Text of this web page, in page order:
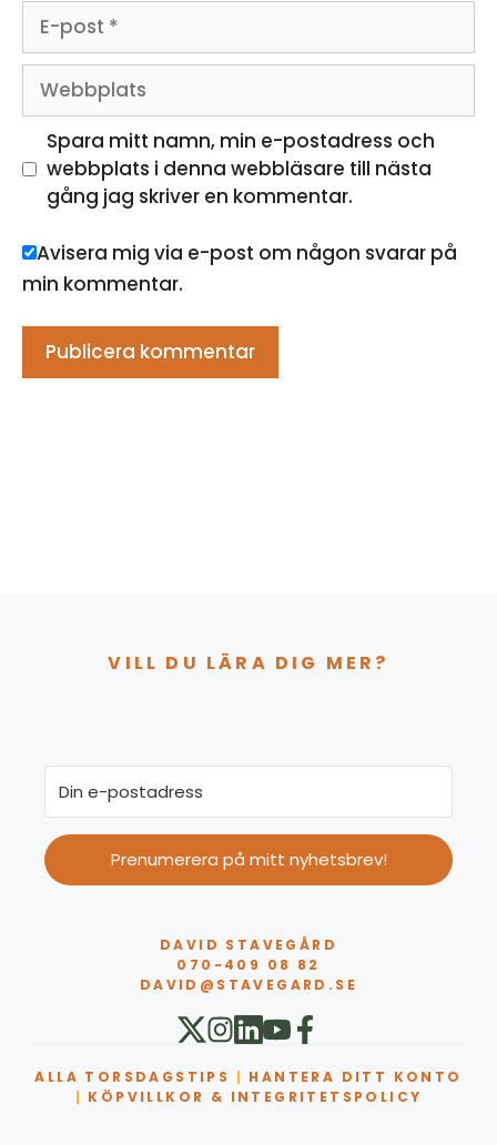
post
Webbplats
Spara mitt namn, min e-postadress och
webbplats i denna webbläsare till nästa
gång jag skriver en kommentar.
Avisera mig via e-post om någon svarar på
min kommentar.
VILL DU LÄRA DIG MER?
Prenumerera på mitt nyhetsbrev!
DAVID STAVEGÅRD
070-409 08 82
DAVID@STAVEGARD.SE
ALLA TORSDAGSTIPS | HANTERA DITT KONTO
| KÖPVILLKOR & INTEGRITETSPOLICY